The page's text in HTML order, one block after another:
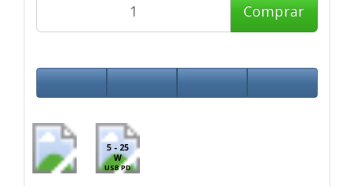
Comprar
5 - 25
W
USB PD